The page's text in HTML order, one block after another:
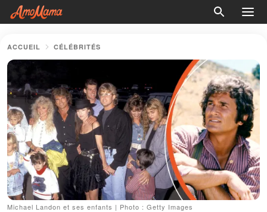
ACCUEIL CÉLÉBRITÉS
Michael Landon et ses enfants | Photo : Getty Images